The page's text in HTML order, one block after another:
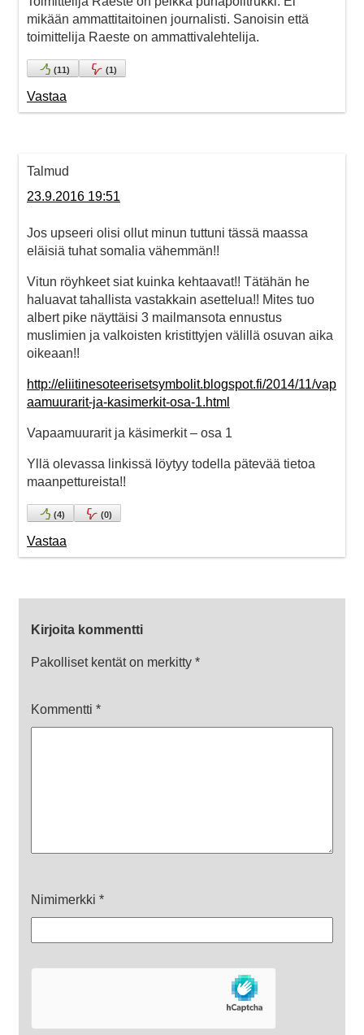
mikään ammattitaitoinen journalisti. Sanoisin että
toimittelija Raeste on ammattivalehtelija.
(11) (1)
Vastaa
Talmud
23.9.2016 19:51
Jos upseeri olisi ollut minun tuttuni tässä maassa
eläisiä tuhat somalia vähemmän!!
Vitun röyhkeet siat kuinka kehtaavat!! Tätähän he
haluavat tahallista vastakkain asettelua!! Mites tuo
albert pike näyttäisi 3 mailmansota ennustus
muslimien ja valkoisten kristittyjen välillä osuvan aika
oikeaan!!
http://eliitinesoteerisetsymbolit.blogspot.fi/2014/11/vap
aamuurarit-ja-kasimerkit-osa-1.html
Vapaamuurarit ja käsimerkit – osa 1
Yllä olevassa linkissä löytyy todella pätevää tietoa
maanpettureista!!
(4) (0)
Vastaa
Kirjoita kommentti
Pakolliset kentät on merkitty *
Kommentti *
Nimimerkki *